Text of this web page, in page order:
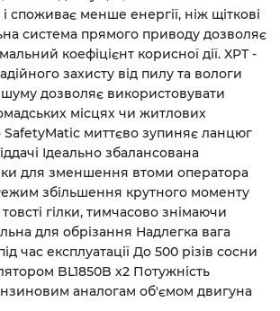
споживає менше енергії, ніж щіткові
система прямого приводу дозволяє
коефіцієнт корисної дії. XPT -
захисту від пилу та вологи
дозволяє використовувати
місцях чи житлових
SafetyMatic миттєво зупиняє ланцюг
Ідеально збалансована
для зменшення втоми оператора
збільшення крутного моменту
гілки, тимчасово знімаючи
для обрізання Надлегка вага
час експлуатації До 500 різів сосни
BL1850B х2 Потужність
аналогам об'ємом двигуна